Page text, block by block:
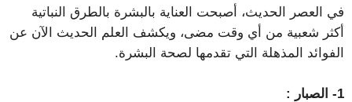
في العصر الحديث، أصبحت العناية بالبشرة بالطرق النباتية
أكثر شعبية من أي وقت مضى، ويكشف العلم الحديث الآن عن
الفوائد المذهلة التي تقدمها لصحة البشرة.
1- الصبار :